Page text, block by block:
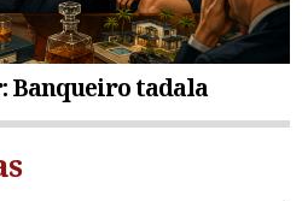
Banqueiro tadala